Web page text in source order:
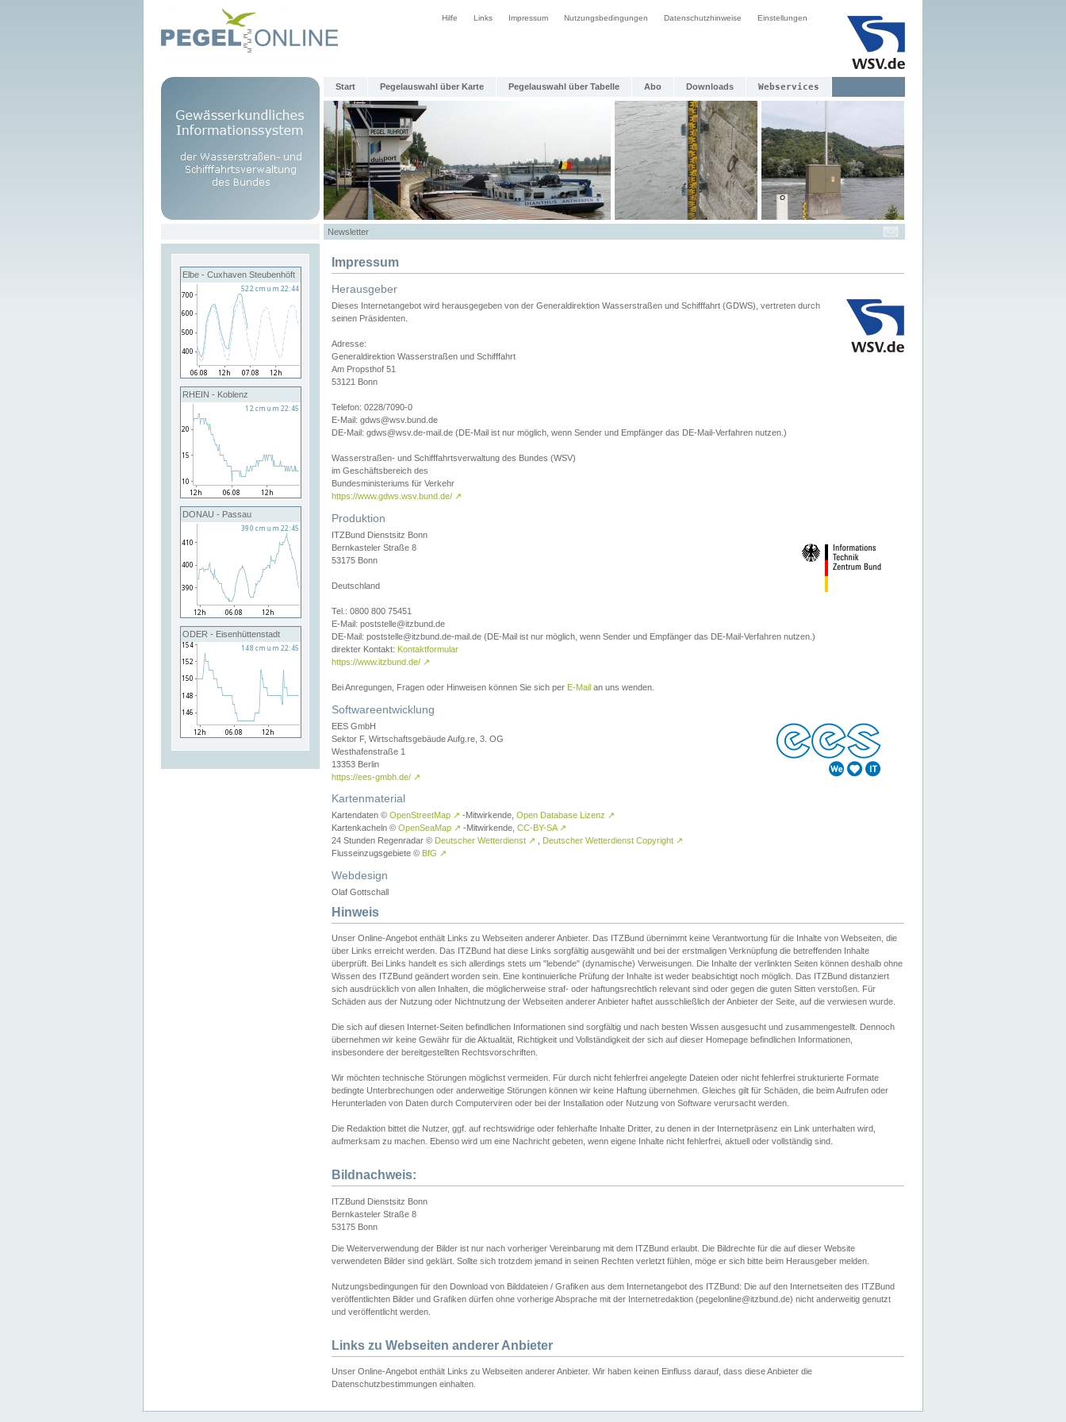
Hilfe Links Impressum Nutzungsbedingungen Datenschutzhinweise Einstellungen
Start Pegelauswahl über Karte Pegelauswahl über Tabelle Abo Downloads Webservices
Newsletter
Elbe - Cuxhaven Steubenhöft
RHEIN - Koblenz
DONAU - Passau
ODER - Eisenhüttenstadt
Impressum
Herausgeber
Dieses Internetangebot wird herausgegeben von der Generaldirektion Wasserstraßen und Schifffahrt (GDWS), vertreten durch
seinen Präsidenten.
Adresse:
Generaldirektion Wasserstraßen und Schifffahrt
Am Propsthof 51
53121 Bonn
Telefon: 0228/7090-0
E-Mail: gdws@wsv.bund.de
DE-Mail: gdws@wsv.de-mail.de (DE-Mail ist nur möglich, wenn Sender und Empfänger das DE-Mail-Verfahren nutzen.)
Wasserstraßen- und Schifffahrtsverwaltung des Bundes (WSV)
im Geschäftsbereich des
Bundesministeriums für Verkehr
https://www.gdws.wsv.bund.de/ ↗
Produktion
ITZBund Dienstsitz Bonn
Bernkasteler Straße 8
53175 Bonn
Deutschland
Tel.: 0800 800 75451
E-Mail: poststelle@itzbund.de
DE-Mail: poststelle@itzbund.de-mail.de (DE-Mail ist nur möglich, wenn Sender und Empfänger das DE-Mail-Verfahren nutzen.)
direkter Kontakt: Kontaktformular
https://www.itzbund.de/ ↗
Bei Anregungen, Fragen oder Hinweisen können Sie sich per E-Mail an uns wenden.
Softwareentwicklung
EES GmbH
Sektor F, Wirtschaftsgebäude Aufg.re, 3. OG
Westhafenstraße 1
13353 Berlin
https://ees-gmbh.de/ ↗
Kartenmaterial
Kartendaten © OpenStreetMap ↗ -Mitwirkende, Open Database Lizenz ↗
Kartenkacheln © OpenSeaMap ↗ -Mitwirkende, CC-BY-SA ↗
24 Stunden Regenradar © Deutscher Wetterdienst ↗ Deutscher Wetterdienst Copyright ↗
Flusseinzugsgebiete © BfG ↗
Webdesign
Olaf Gottschall
Hinweis
Unser Online-Angebot enthält Links zu Webseiten anderer Anbieter. Das ITZBund übernimmt keine Verantwortung für die Inhalte von Webseiten, die
über Links erreicht werden. Das ITZBund hat diese Links sorgfältig ausgewählt und bei der erstmaligen Verknüpfung die betreffenden Inhalte
überprüft. Bei Links handelt es sich allerdings stets um "lebende" (dynamische) Verweisungen. Die Inhalte der verlinkten Seiten können deshalb ohne
Wissen des ITZBund geändert worden sein. Eine kontinuierliche Prüfung der Inhalte ist weder beabsichtigt noch möglich. Das ITZBund distanziert
sich ausdrücklich von allen Inhalten, die möglicherweise straf- oder haftungsrechtlich relevant sind oder gegen die guten Sitten verstoßen. Für
Schäden aus der Nutzung oder Nichtnutzung der Webseiten anderer Anbieter haftet ausschließlich der Anbieter der Seite, auf die verwiesen wurde.
Die sich auf diesen Internet-Seiten befindlichen Informationen sind sorgfältig und nach besten Wissen ausgesucht und zusammengestellt. Dennoch
übernehmen wir keine Gewähr für die Aktualität, Richtigkeit und Vollständigkeit der sich auf dieser Homepage befindlichen Informationen,
insbesondere der bereitgestellten Rechtsvorschriften.
Wir möchten technische Störungen möglichst vermeiden. Für durch nicht fehlerfrei angelegte Dateien oder nicht fehlerfrei strukturierte Formate
bedingte Unterbrechungen oder anderweitige Störungen können wir keine Haftung übernehmen. Gleiches gilt für Schäden, die beim Aufrufen oder
Herunterladen von Daten durch Computerviren oder bei der Installation oder Nutzung von Software verursacht werden.
Die Redaktion bittet die Nutzer, ggf. auf rechtswidrige oder fehlerhafte Inhalte Dritter, zu denen in der Internetpräsenz ein Link unterhalten wird,
aufmerksam zu machen. Ebenso wird um eine Nachricht gebeten, wenn eigene Inhalte nicht fehlerfrei, aktuell oder vollständig sind.
Bildnachweis:
ITZBund Dienstsitz Bonn
Bernkasteler Straße 8
53175 Bonn
Die Weiterverwendung der Bilder ist nur nach vorheriger Vereinbarung mit dem ITZBund erlaubt. Die Bildrechte für die auf dieser Website
verwendeten Bilder sind geklärt. Sollte sich trotzdem jemand in seinen Rechten verletzt fühlen, möge er sich bitte beim Herausgeber melden.
Nutzungsbedingungen für den Download von Bilddateien / Grafiken aus dem Internetangebot des ITZBund: Die auf den Internetseiten des ITZBund
veröffentlichten Bilder und Grafiken dürfen ohne vorherige Absprache mit der Internetredaktion (pegelonline@itzbund.de) nicht anderweitig genutzt
und veröffentlicht werden.
Links zu Webseiten anderer Anbieter
Unser Online-Angebot enthält Links zu Webseiten anderer Anbieter. Wir haben keinen Einfluss darauf, dass diese Anbieter die
Datenschutzbestimmungen einhalten.